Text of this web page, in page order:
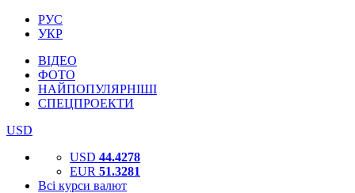
РУС
УКР
ВІДЕО
ФОТО
НАЙПОПУЛЯРНІШІ
СПЕЦПРОЕКТИ
USD
USD 44.4278
EUR 51.3281
Всі курси валют